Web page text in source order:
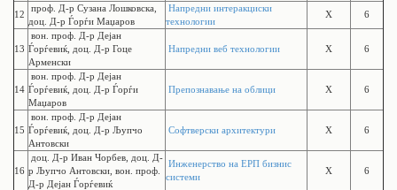
12
проф. Д-р Сузана Лошковска,
доц. Д-р Ѓорѓи Маџаров
Напредни интеракциски
технологии
X 6
13
вон. проф. Д-р Дејан
Ѓорѓевиќ, доц. Д-р Гоце
Арменски
Напредни веб технологии X 6
14
вон. проф. Д-р Дејан
Ѓорѓевиќ, доц. Д-р Ѓорѓи
Маџаров
Препознавање на облици X 6
15
вон. проф. Д-р Дејан
Ѓорѓевиќ, доц. Д-р Љупчо
Антовски
Софтверски архитектури X 6
16
доц. Д-р Иван Чорбев, доц. Д-
р Љупчо Антовски, вон. проф.
Д-р Дејан Ѓорѓевиќ
Инженерство на ЕРП бизнис
системи
X 6